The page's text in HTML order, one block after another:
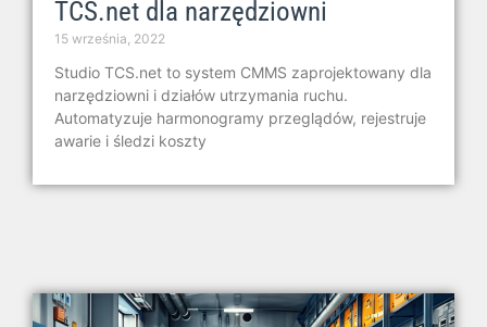
TCS.net dla narzędziowni
15 września, 2022
Studio TCS.net to system CMMS zaprojektowany dla
narzędziowni i działów utrzymania ruchu.
Automatyzuje harmonogramy przeglądów, rejestruje
awarie i śledzi koszty